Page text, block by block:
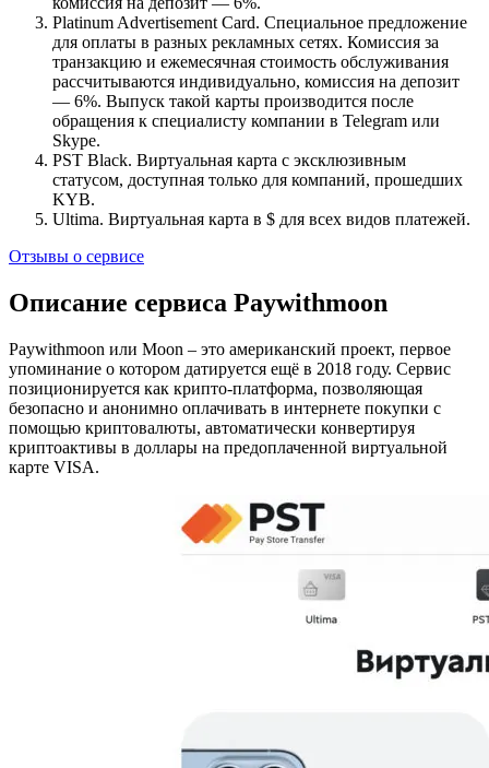
Platinum Advertisement Card. Специальное предложение
для оплаты в разных рекламных сетях. Комиссия за
транзакцию и ежемесячная стоимость обслуживания
рассчитываются индивидуально, комиссия на депозит
— 6%. Выпуск такой карты производится после
обращения к специалисту компании в Telegram или
Skype.
PST Black. Виртуальная карта с эксклюзивным
статусом, доступная только для компаний, прошедших
KYB.
Ultima. Виртуальная карта в $ для всех видов платежей.
Отзывы о сервисе
Описание сервиса Paywithmoon
Paywithmoon или Moon – это американский проект, первое
упоминание о котором датируется ещё в 2018 году. Сервис
позиционируется как крипто-платформа, позволяющая
безопасно и анонимно оплачивать в интернете покупки с
помощью криптовалюты, автоматически конвертируя
криптоактивы в доллары на предоплаченной виртуальной
карте VISA.